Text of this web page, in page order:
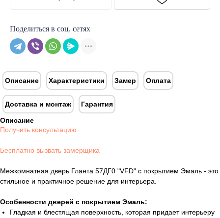
Поделиться в соц. сетях
Описание Характеристики Замер Оплата
Доставка и монтаж Гарантия
Описание
Получить консультацию
Бесплатно вызвать замерщика
Межкомнатная дверь Гланта 57ДГ0 "VFD" с покрытием Эмаль - это
стильное и практичное решение для интерьера.
Особенности дверей с покрытием Эмаль:
Гладкая и блестящая поверхность, которая придает интерьеру